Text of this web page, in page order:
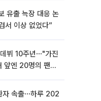
유출 늑장 대응 논
서 이상 없었다”
뷔 10주년⋯"가진
앞엔 20명의 팬
자 속출⋯하루 202